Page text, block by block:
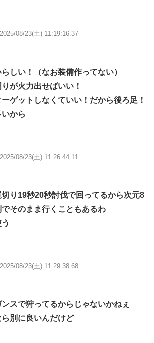
2025/08/23(土) 11:19:16.37
しい！（なお装備作ってない）
が火力出せばいい！
ゲットしなくていい！だから後ろ足！
から
2025/08/23(土) 11:26:44.11
り19秒20秒討伐で回ってるから次元8
そのまま行くこともあるわ
2025/08/23(土) 11:29:38.68
スで狩ってるからじゃないかねぇ
別に良いんだけど